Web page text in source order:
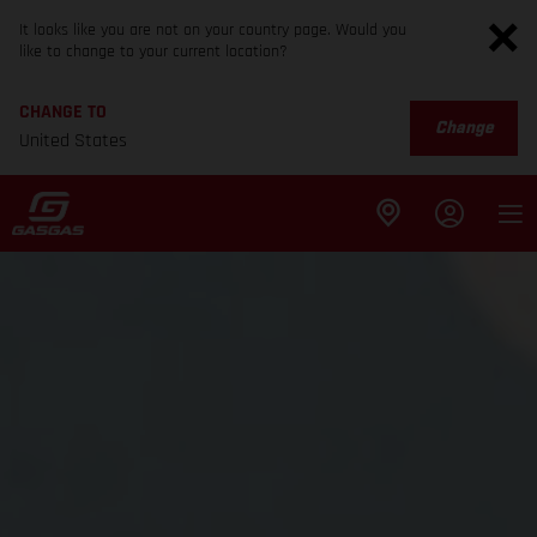
It looks like you are not on your country page. Would you
like to change to your current location?
CHANGE TO
United States
Change